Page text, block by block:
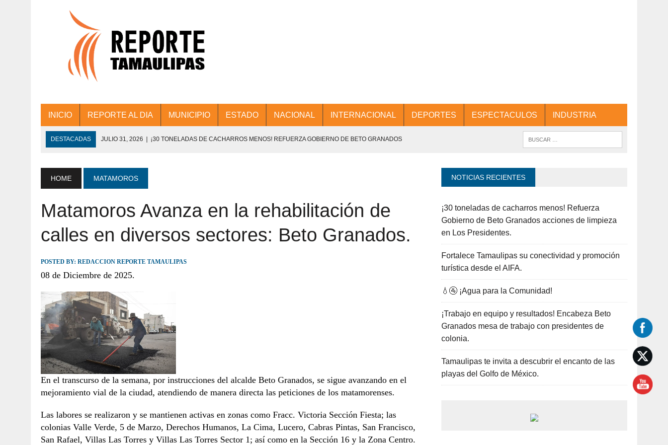
INICIO REPORTE AL DIA MUNICIPIO ESTADO NACIONAL INTERNACIONAL DEPORTES ESPECTACULOS INDUSTRIA
DESTACADAS JULIO 31, 2026 | ¡30 TONELADAS DE CACHARROS MENOS! REFUERZA GOBIERNO DE BETO GRANADOS
JULIO 30, 2026 | 💧🚰 ¡AGUA PARA LA COMUNIDAD!
JULIO 30, 2026 ¡TRABAJO EN EQUIPO Y RESULTADOS! ENCABEZA BETO GRANADOS MESA DE TRABAJO CON PRESIDENTES
JULIO 30, 2026 | TAMAULIPAS TE INVITA A DESCUBRIR EL ENCANTO DE LAS PLAYAS DEL GOLFO DE MÉXICO.
HOME MATAMOROS
Matamoros Avanza en la rehabilitación de
calles en diversos sectores: Beto Granados.
POSTED BY: REDACCION REPORTE TAMAULIPAS
08 de Diciembre de 2025.
En el transcurso de la semana, por instrucciones del alcalde Beto Granados, se sigue avanzando en el
mejoramiento vial de la ciudad, atendiendo de manera directa las peticiones de los matamorenses.
Las labores se realizaron y se mantienen activas en zonas como Fracc. Victoria Sección Fiesta; las
colonias Valle Verde, 5 de Marzo, Derechos Humanos, La Cima, Lucero, Cabras Pintas, San Francisco,
San Rafael, Villas Las Torres y Villas Las Torres Sector 1; así como en la Sección 16 y la Zona Centro.
NOTICIAS RECIENTES
¡30 toneladas de cacharros menos! Refuerza
Gobierno de Beto Granados acciones de limpieza
en Los Presidentes.
Fortalece Tamaulipas su conectividad y promoción
turística desde el AIFA.
💧🚰 ¡Agua para la Comunidad!
¡Trabajo en equipo y resultados! Encabeza Beto
Granados mesa de trabajo con presidentes de
colonia.
Tamaulipas te invita a descubrir el encanto de las
playas del Golfo de México.